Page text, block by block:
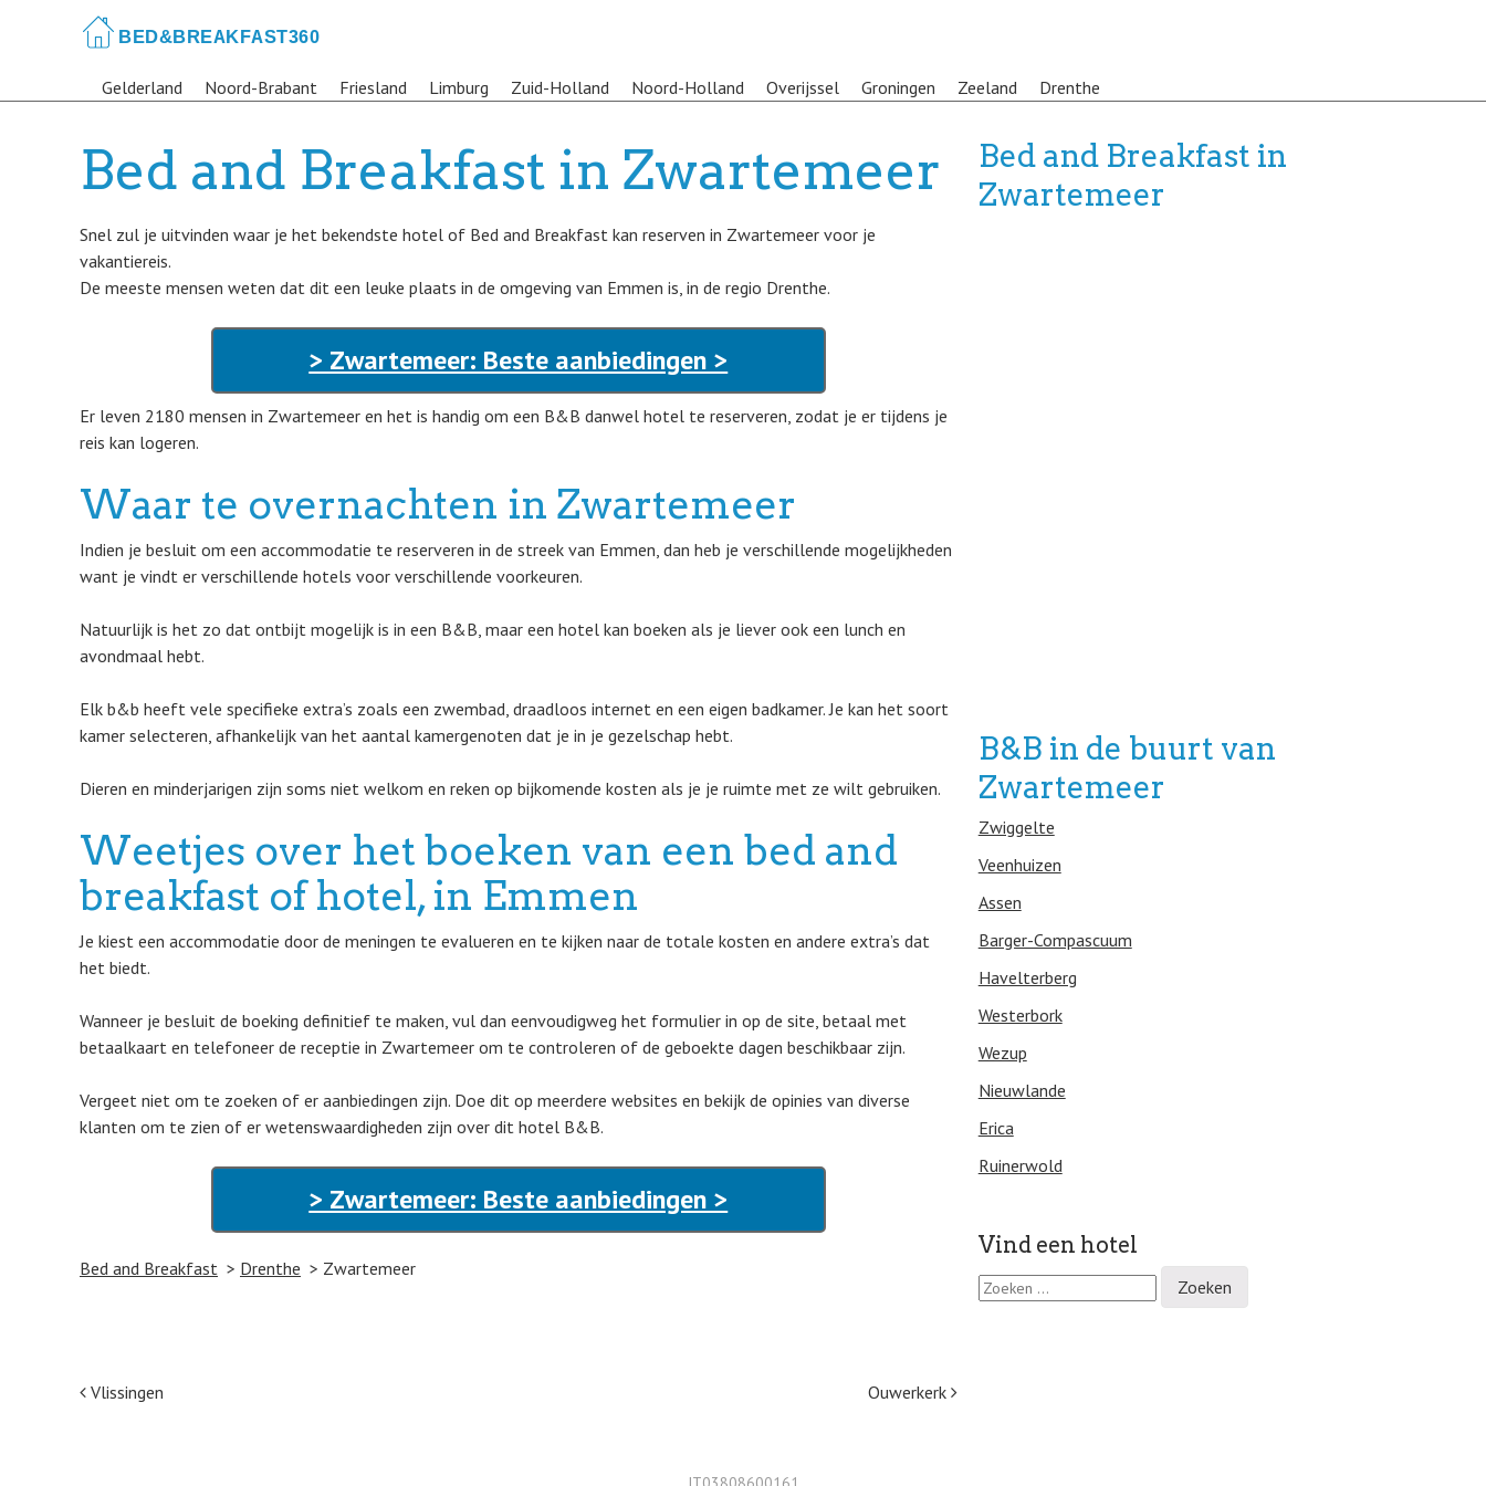
Gelderland Noord-Brabant Friesland Limburg Zuid-Holland Noord-Holland Overijssel Groningen Zeeland Drenthe
Bed and Breakfast in Zwartemeer
Snel zul je uitvinden waar je het bekendste hotel of Bed and Breakfast kan reserven in Zwartemeer voor je
vakantiereis.
De meeste mensen weten dat dit een leuke plaats in de omgeving van Emmen is, in de regio Drenthe.
> Zwartemeer: Beste aanbiedingen >
Er leven 2180 mensen in Zwartemeer en het is handig om een B&B danwel hotel te reserveren, zodat je er tijdens je
reis kan logeren.
Waar te overnachten in Zwartemeer
Indien je besluit om een accommodatie te reserveren in de streek van Emmen, dan heb je verschillende mogelijkheden
want je vindt er verschillende hotels voor verschillende voorkeuren.
Natuurlijk is het zo dat ontbijt mogelijk is in een B&B, maar een hotel kan boeken als je liever ook een lunch en
avondmaal hebt.
Elk b&b heeft vele specifieke extra’s zoals een zwembad, draadloos internet en een eigen badkamer. Je kan het soort
kamer selecteren, afhankelijk van het aantal kamergenoten dat je in je gezelschap hebt.
Dieren en minderjarigen zijn soms niet welkom en reken op bijkomende kosten als je je ruimte met ze wilt gebruiken.
Weetjes over het boeken van een bed and
breakfast of hotel, in Emmen
Je kiest een accommodatie door de meningen te evalueren en te kijken naar de totale kosten en andere extra’s dat
het biedt.
Wanneer je besluit de boeking definitief te maken, vul dan eenvoudigweg het formulier in op de site, betaal met
betaalkaart en telefoneer de receptie in Zwartemeer om te controleren of de geboekte dagen beschikbaar zijn.
Vergeet niet om te zoeken of er aanbiedingen zijn. Doe dit op meerdere websites en bekijk de opinies van diverse
klanten om te zien of er wetenswaardigheden zijn over dit hotel B&B.
> Zwartemeer: Beste aanbiedingen >
Bed and Breakfast Drenthe Zwartemeer
Post navigation
Vlissingen Ouwerkerk
Bed and Breakfast in
Zwartemeer
B&B in de buurt van
Zwartemeer
Zwiggelte
Veenhuizen
Assen
Barger-Compascuum
Havelterberg
Westerbork
Wezup
Nieuwlande
Erica
Ruinerwold
Vind een hotel
Z
o